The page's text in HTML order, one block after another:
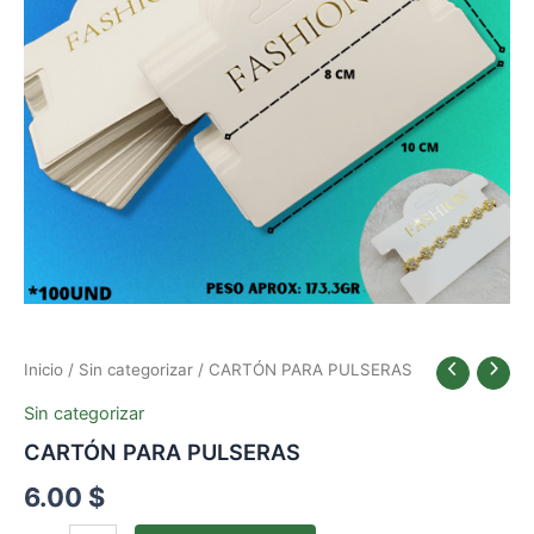
Inicio / Sin categorizar / CARTÓN PARA PULSERAS
Sin categorizar
CARTÓN PARA PULSERAS
6.00 $